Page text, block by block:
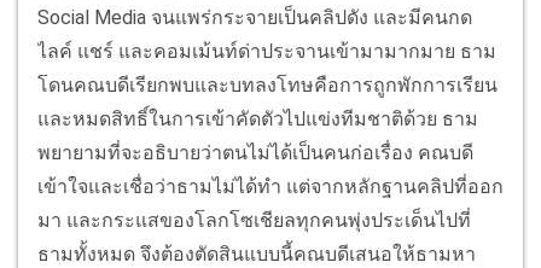
Social Media จนแพร่กระจายเป็นคลิปดัง และมีคนกด
ไลค์ แชร์ และคอมเม้นท์ด่าประจานเข้ามามากมาย ธาม
โดนคณบดีเรียกพบและบทลงโทษคือการถูกพักการเรียน
และหมดสิทธิ์ในการเข้าคัดตัวไปแข่งทีมชาติด้วย ธาม
พยายามที่จะอธิบายว่าตนไม่ได้เป็นคนก่อเรื่อง คณบดี
เข้าใจและเชื่อว่าธามไม่ได้ทำ แต่จากหลักฐานคลิปที่ออก
มา และกระแสของโลกโซเชียลทุกคนพุ่งประเด็นไปที่
ธามทั้งหมด จึงต้องตัดสินแบบนี้คณบดีเสนอให้ธามหา